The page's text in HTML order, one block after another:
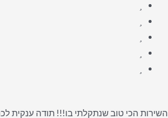
השירות הכי טוב שנתקלתי בו!!! תודה ענקית